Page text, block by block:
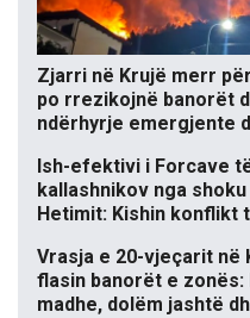
Zjarri në Krujë merr
po rrezikojnë banorët
ndërhyrje emergjente
Ish-efektivi i Forcave
kallashnikov nga
Hetimit: Kishin konflikt
Vrasja e 20-vjeçarit në
flasin banorët e zonës:
madhe, dolëm jashtë